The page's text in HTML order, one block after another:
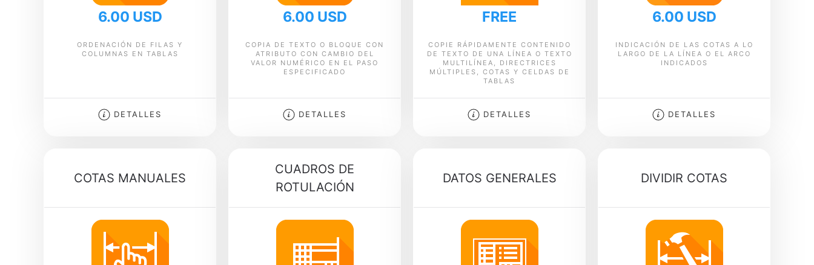
6.00 USD
ORDENACIÓN DE FILAS Y
COLUMNAS EN TABLAS
DETALLES
6.00 USD
COPIA DE TEXTO O BLOQUE CON
ATRIBUTO CON CAMBIO DEL
VALOR NUMÉRICO EN EL PASO
ESPECIFICADO
DETALLES
FREE
COPIE RÁPIDAMENTE CONTENIDO
DE TEXTO DE UNA LÍNEA O TEXTO
MULTILÍNEA, DIRECTRICES
MÚLTIPLES, COTAS Y CELDAS DE
TABLAS
DETALLES
6.00 USD
INDICACIÓN DE LAS COTAS A LO
LARGO DE LA LÍNEA O EL ARCO
INDICADOS
DETALLES
COTAS MANUALES
CUADROS DE
ROTULACIÓN
DATOS GENERALES DIVIDIR COTAS